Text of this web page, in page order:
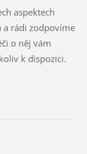
aspektech
a rádi zodpovíme
o něj vám
k dispozici.